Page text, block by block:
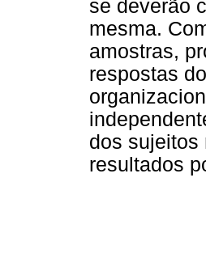
se deverão
mesma.
amostras,
respostas
dos sujeitos
resultados